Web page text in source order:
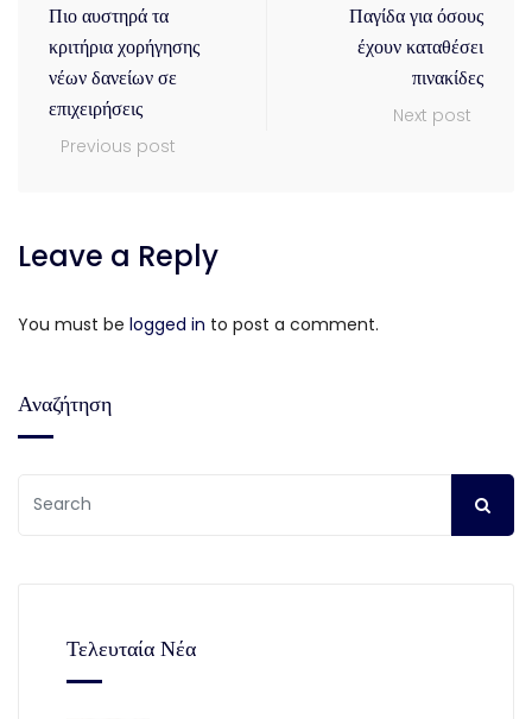
Πιο αυστηρά τα
κριτήρια χορήγησης
νέων δανείων σε
επιχειρήσεις
Previous post
Παγίδα για όσους
έχουν καταθέσει
πινακίδες
Next post
Leave a Reply
You must be logged in to post a comment.
Αναζήτηση
Τελευταία Νέα